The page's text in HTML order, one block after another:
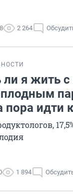
2 264
ли я жить с
пора идти
1 894